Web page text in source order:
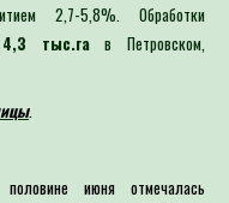
2,7-5,8%. Обработки
4,3 тыс.гав Петровском,
.
июня отмечалась